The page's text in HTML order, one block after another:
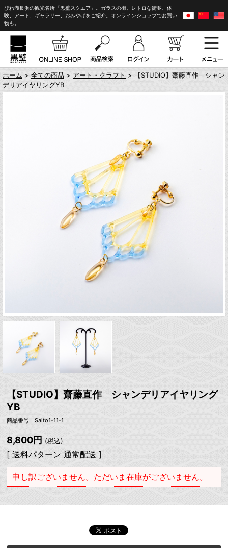
びわ湖長浜の観光名所「黒壁スクエア」。ガラスの街。レトロな街並、体
験、アート、ギャラリー、おみやげをご紹介。オンラインショップでお買い
物も。
ホーム > 全ての商品 > アート・クラフト > 【STUDIO】齋藤直作 シャン
デリアイヤリングYB
【STUDIO】齋藤直作 シャンデリアイヤリング
YB
商品番号 Saito1-11-1
8,800円 (税込)
[ 送料パターン 通常配送 ]
申し訳ございません。ただいま在庫がございません。